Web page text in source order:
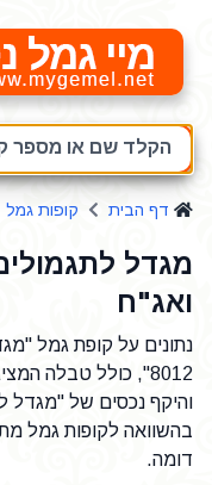
מיי גמל נט
הקלד שם או מספר
דף הבית קופות גמל
מגדל
ואג"ח
נתונים על קופת גמל
8012", כולל טבלה
והיקף נכסים של "מגדל
בהשוואה לקופות גמל
דומה.